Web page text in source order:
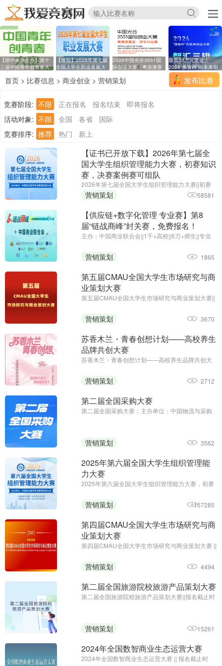
【团中央等主办】第十
三届中国青年创青春大
【通知】2026年第七届
全国大学生职业发展大
2026中国光谷3551国
际创业大赛「粤港澳赛
最高30万元奖金！
2026“旗智杯”向未来创
业
发布比赛
首页 > 比赛信息 > 商业创业 > 营销策划
竞赛阶段: 不限 正在报名 报名结束
即将报名
活动对象: 不限 全国 各省
国际
竞赛排序: 推荐 热门 新上
【证书已开放下载】2026年第七届全
国大学生组织管理能力大赛，初赛知识
赛，决赛案例赛可组队
2026年第七届全国大学生组织管理能力大赛||初赛
报名截止时间：2026年6月25日||主办单位：中国商
业经济学会教育培训分会
营销策划 58581
【供应链+数字化管理 专业赛】第8
届“链战商峰”封关赛，免费报名！
主办：中国商业联合会||1千+高校||6万+师生||专业
营销策划 1865
第五届CMAU全国大学生市场研究与商
业策划大赛
第五届CMAU全国大学生市场研究与商业策划大赛||
（www.cmau.org.cn）、Credamo见数
（www.credamo.com）
营销策划 3670
苏香木兰・青春创想计划——高校养生
品牌共创大赛
苏香木兰・青春创想计划——高校养生品牌共创大
海苏香木兰健康科技有限公司
营销策划 2712
第二届全国采购大赛
第二届全国采购大赛；主办单位：中国物流与采购
营销策划 3562
2025年第六届全国大学生组织管理能
力大赛
2025年第六届全国大学生组织管理能力大赛，初赛
日;主办单位：中国商业经济学会教育培训分会
营销策划 157285
第四届CMAU全国大学生市场研究与商
业策划大赛
第四届CMAU全国大学生市场研究与商业策划大赛 ||
院校市场学研究会、Credamo见数
营销策划 4494
第二届全国旅游院校旅游产品策划大赛
第二届全国旅游院校旅游产品策划大赛||报名截止时
营销策划 15261
2024年全国数智商业生态运营大赛
2024年全国数智商业生态运营大赛 || 报名截止时